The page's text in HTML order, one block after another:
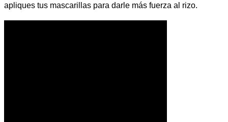
apliques tus mascarillas para darle más fuerza al rizo.